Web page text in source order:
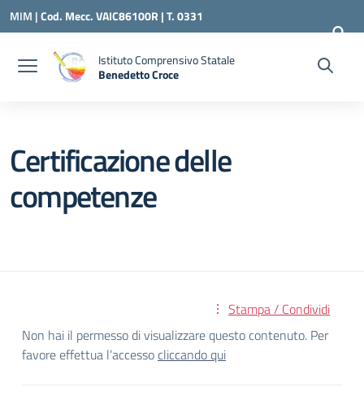
Vai ai contenuti
Vai al menu di navigazione
Vai al footer
MIM |Cod. Mecc. VAIC86100R | T. 0331
240260 | VAIC86100R@ISTRUZIONE.IT
Istituto Comprensivo Statale
Benedetto Croce
Certificazione delle
competenze
Stampa / Condividi
Non hai il permesso di visualizzare questo contenuto. Per
favore effettua l’accesso cliccando qui